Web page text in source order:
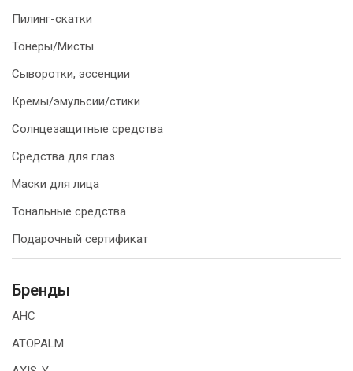
Пилинг-скатки
Тонеры/Мисты
Сыворотки, эссенции
Кремы/эмульсии/стики
Солнцезащитные средства
Средства для глаз
Маски для лица
Тональные средства
Подарочный сертификат
Бренды
AHC
ATOPALM